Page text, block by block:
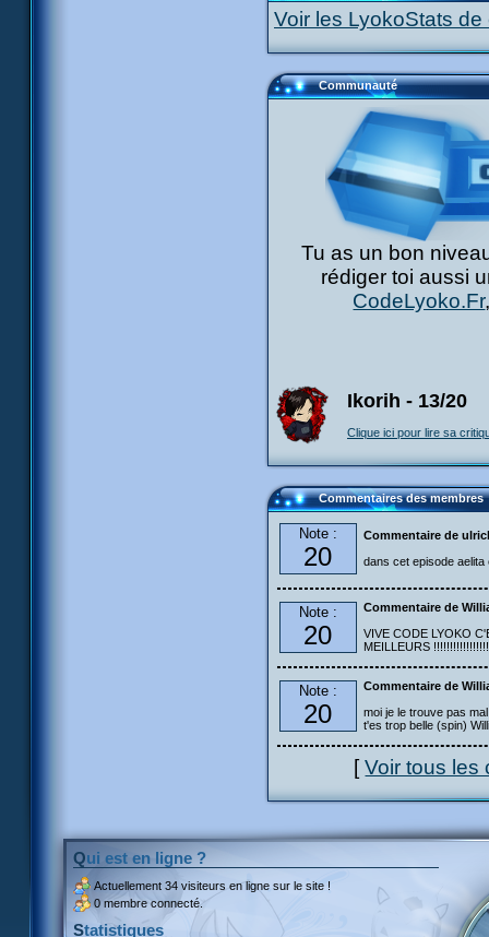
Voir les LyokoStats
Communauté
Tu as un bon
rédiger toi aussi
CodeLyoko.Fr
Ikorih - 13/20
Clique ici pour lire sa
Commentaires des membres
Note :
20
Commentaire de
dans cet episode aelita
Note :
20
Commentaire de
VIVE CODE LYOKO
MEILLEURS
Note :
20
Commentaire de
moi je le trouve pas
t'es trop belle (spin)
[Voir tous les
Qui est en ligne ?
Actuellement 34 visiteurs en ligne sur le site !
0 membre connecté.
Statistiques